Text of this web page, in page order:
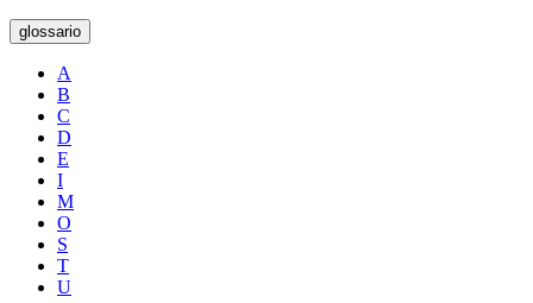
glossario
A
B
C
D
E
I
M
O
S
T
U